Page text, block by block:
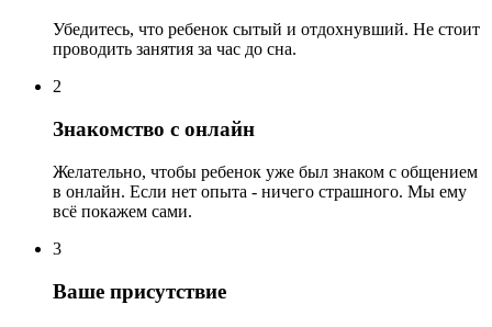
Убедитесь, что ребенок сытый и отдохнувший. Не стоит
проводить занятия за час до сна.
2
Знакомство с онлайн
Желательно, чтобы ребенок уже был знаком с общением
в онлайн. Если нет опыта - ничего страшного. Мы ему
всё покажем сами.
3
Ваше присутствие